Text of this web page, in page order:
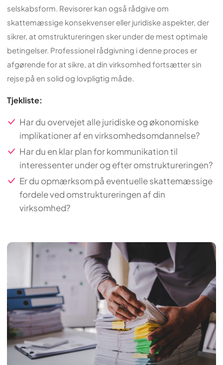
selskabsform. Revisorer kan også rådgive om
skattemæssige konsekvenser eller juridiske aspekter, der
sikrer, at omstruktureringen sker under de mest optimale
betingelser. Professionel rådgivning i denne proces er
afgørende for at sikre, at din virksomhed fortsætter sin
rejse på en solid og lovpligtig måde.
Tjekliste:
Har du overvejet alle juridiske og økonomiske
implikationer af en virksomhedsomdannelse?
Har du en klar plan for kommunikation til
interessenter under og efter omstruktureringen?
Er du opmærksom på eventuelle skattemæssige
fordele ved omstruktureringen af din
virksomhed?